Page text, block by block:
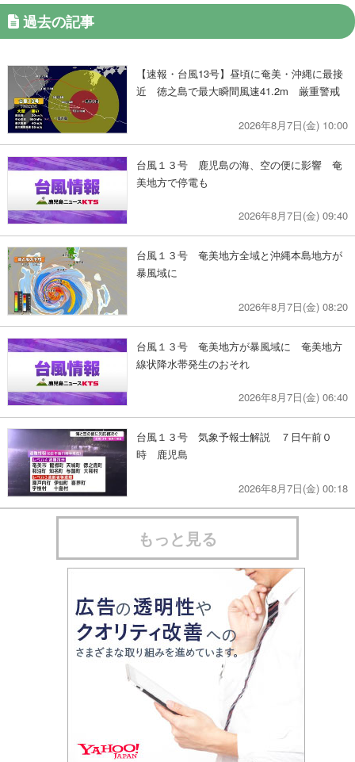
過去の記事
【速報・台風13号】昼頃に奄美・沖縄に最接
近 徳之島で最大瞬間風速41.2m 厳重警戒
2026年8月7日(金) 10:00
台風１３号 鹿児島の海、空の便に影響 奄
美地方で停電も
2026年8月7日(金) 09:40
台風１３号 奄美地方全域と沖縄本島地方が
暴風域に
2026年8月7日(金) 08:20
台風１３号 奄美地方が暴風域に 奄美地方
線状降水帯発生のおそれ
2026年8月7日(金) 06:40
台風１３号 気象予報士解説 ７日午前０
時 鹿児島
2026年8月7日(金) 00:18
もっと見る